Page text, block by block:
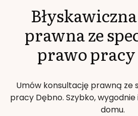
prawna ze
prawo pracy
Umów konsultację prawną ze
pracy Dębno. Szybko,
domu.